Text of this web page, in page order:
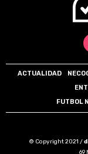
ACTUALIDAD
FUTBOL
© Copyright 2021 /
69